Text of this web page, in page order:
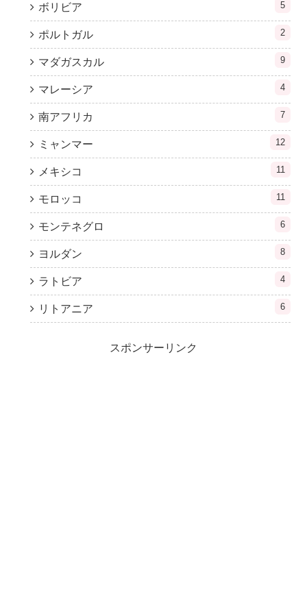
ボリビア 5
ポルトガル 2
マダガスカル 9
マレーシア 4
南アフリカ 7
ミャンマー 12
メキシコ 11
モロッコ 11
モンテネグロ 6
ヨルダン 8
ラトビア 4
リトアニア 6
スポンサーリンク